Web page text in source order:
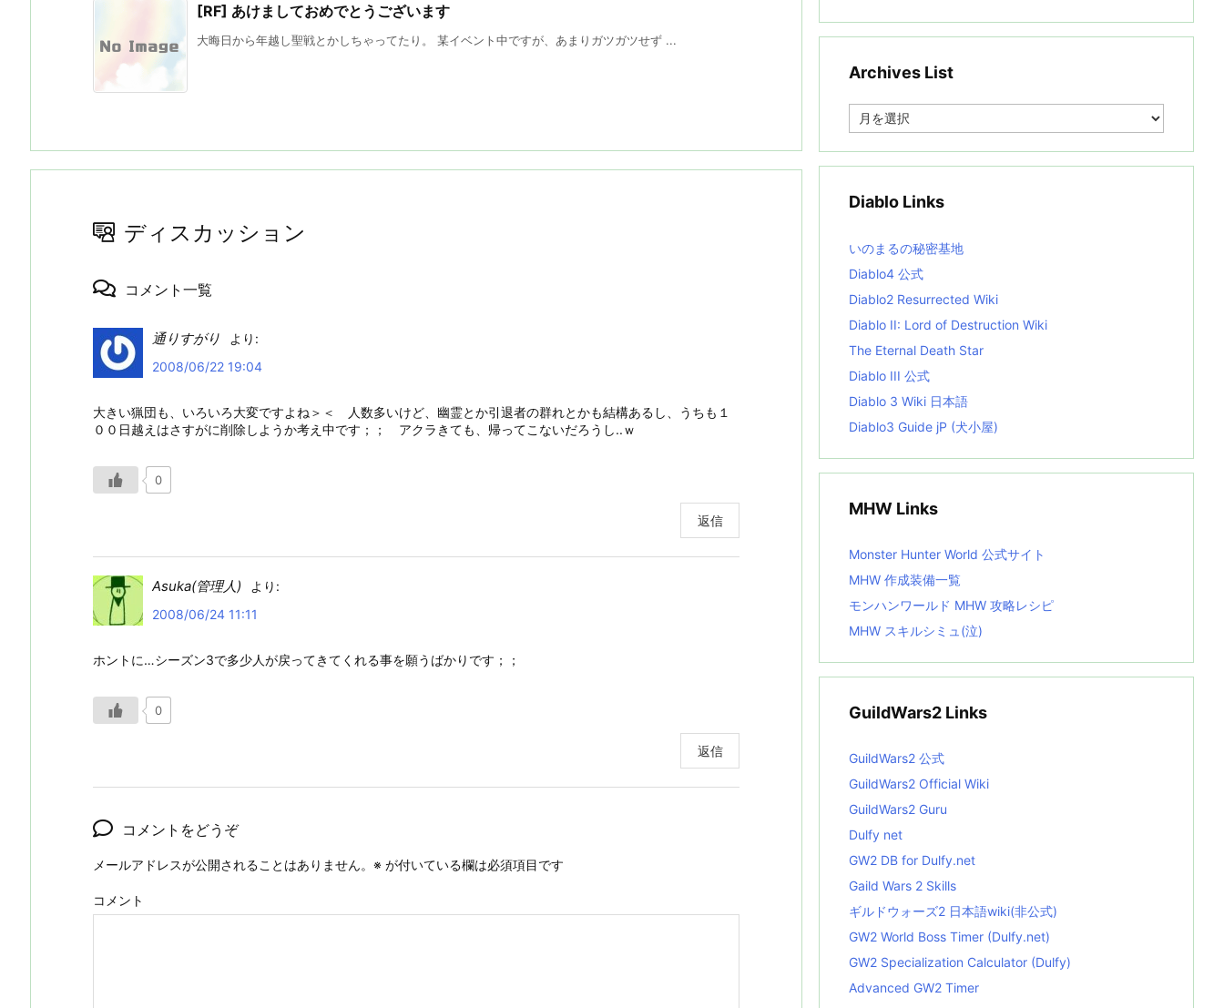
[RF] あけましておめでとうございます
大晦日から年越し聖戦とかしちゃってたり。 某イベント中ですが、あまりガツガツせず ...
ディスカッション
コメント一覧
通りすがり
より:
2008/06/22 19:04
大きい猟団も、いろいろ大変ですよね＞＜ 人数多いけど、幽霊とか引退者の群れとかも結構あるし、うちも１
００日越えはさすがに削除しようか考え中です；； アクラきても、帰ってこないだろうし..ｗ
0
返信
Asuka(管理人)
より:
2008/06/24 11:11
ホントに…シーズン3で多少人が戻ってきてくれる事を願うばかりです；；
0
返信
コメントをどうぞ
メールアドレスが公開されることはありません。 ※ が付いている欄は必須項目です
コメント
Archives List
e
i
s
t
Diablo Links
いのまるの秘密基地
Diablo4 公式
Diablo2 Resurrected Wiki
Diablo II: Lord of Destruction Wiki
The Eternal Death Star
Diablo III 公式
Diablo 3 Wiki 日本語
Diablo3 Guide jP (犬小屋)
MHW Links
Monster Hunter World 公式サイト
MHW 作成装備一覧
モンハンワールド MHW 攻略レシピ
MHW スキルシミュ(泣)
GuildWars2 Links
GuildWars2 公式
GuildWars2 Official Wiki
GuildWars2 Guru
Dulfy net
GW2 DB for Dulfy.net
Gaild Wars 2 Skills
ギルドウォーズ2 日本語wiki(非公式)
GW2 World Boss Timer (Dulfy.net)
GW2 Specialization Calculator (Dulfy)
Advanced GW2 Timer